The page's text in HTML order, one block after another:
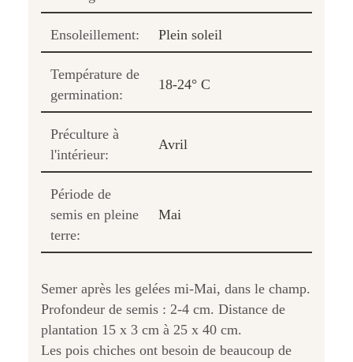
Ensoleillement: Plein soleil
Température de
germination:
18-24° C
Préculture à
l'intérieur:
Avril
Période de
semis en pleine
terre:
Mai
Semer après les gelées mi-Mai, dans le champ.
Profondeur de semis : 2-4 cm. Distance de
plantation 15 x 3 cm à 25 x 40 cm.
Les pois chiches ont besoin de beaucoup de